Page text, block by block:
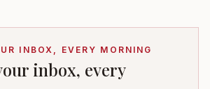
INBOX, EVERY MORNING
inbox, every